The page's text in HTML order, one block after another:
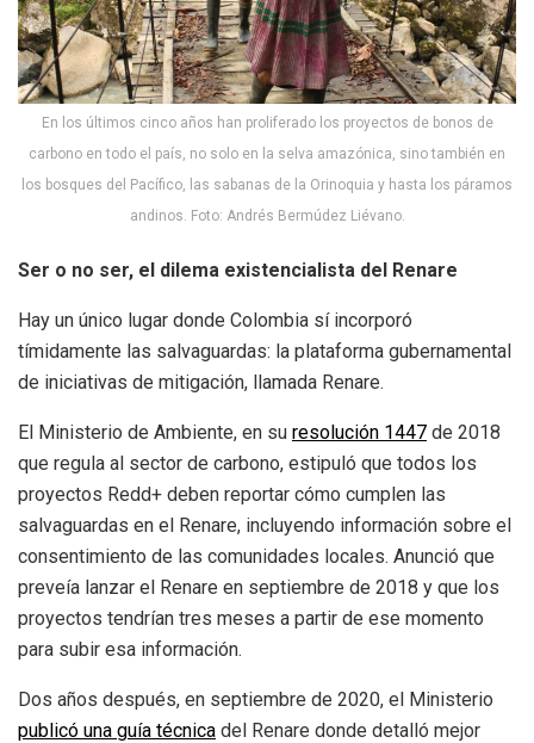
En los últimos cinco años han proliferado los proyectos de bonos de
carbono en todo el país, no solo en la selva amazónica, sino también en
los bosques del Pacífico, las sabanas de la Orinoquia y hasta los páramos
andinos. Foto: Andrés Bermúdez Liévano.
Ser o no ser, el dilema existencialista del Renare
Hay un único lugar donde Colombia sí incorporó
tímidamente las salvaguardas: la plataforma gubernamental
de iniciativas de mitigación, llamada Renare.
El Ministerio de Ambiente, en su resolución 1447 de 2018
que regula al sector de carbono, estipuló que todos los
proyectos Redd+ deben reportar cómo cumplen las
salvaguardas en el Renare, incluyendo información sobre el
consentimiento de las comunidades locales. Anunció que
preveía lanzar el Renare en septiembre de 2018 y que los
proyectos tendrían tres meses a partir de ese momento
para subir esa información.
Dos años después, en septiembre de 2020, el Ministerio
publicó una guía técnica del Renare donde detalló mejor